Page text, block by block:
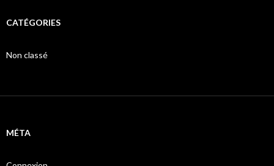
CATÉGORIES
Non classé
MÉTA